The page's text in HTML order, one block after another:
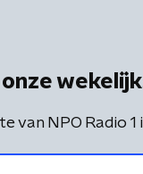
van NPO Radio 1